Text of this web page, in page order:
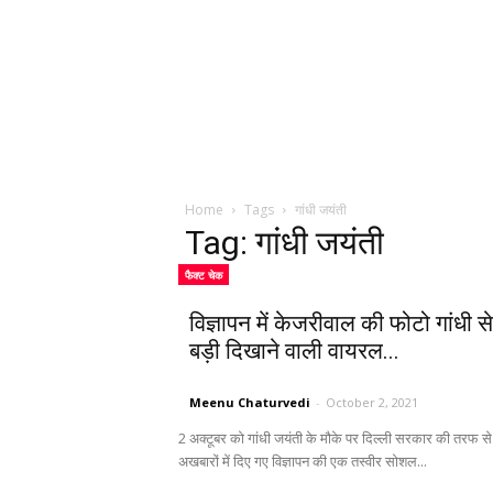
Home Tags गांधी जयंती
Tag: गांधी जयंती
फैक्ट चेक
विज्ञापन में केजरीवाल की फोटो गांधी से
बड़ी दिखाने वाली वायरल...
Meenu Chaturvedi - October 2, 2021
2 अक्टूबर को गांधी जयंती के मौके पर दिल्ली सरकार की तरफ से
अखबारों में दिए गए विज्ञापन की एक तस्वीर सोशल...